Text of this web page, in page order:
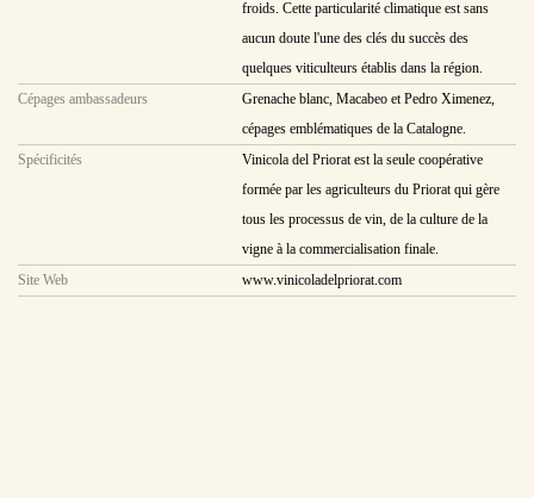
froids. Cette particularité climatique est sans
aucun doute l'une des clés du succès des
quelques viticulteurs établis dans la région.
Cépages ambassadeurs
Grenache blanc, Macabeo et Pedro Ximenez,
cépages emblématiques de la Catalogne.
Spécificités
Vinicola del Priorat est la seule coopérative
formée par les agriculteurs du Priorat qui gère
tous les processus de vin, de la culture de la
vigne à la commercialisation finale.
Site Web
www.vinicoladelpriorat.com